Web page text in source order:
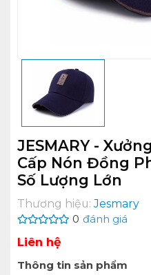
JESMARY -
Cấp Nón Đồng
Số Lượng Lớn
Thương hiệu:Jesmary
0 đánh giá
Liên hệ
Thông tin sản phẩm